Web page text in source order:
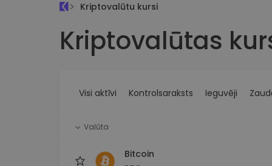
Visas cenas
Vairāk nekā 300 kriptovalūtu Nesen
Pērciet vairāk nekā 300
kriptovalūtas
iespējas
Kriptovalūtu kursi
Kriptovalūtas
Visi aktīvi Kontrolsaraksts Ieguvēji
Valūta
Bitcoin